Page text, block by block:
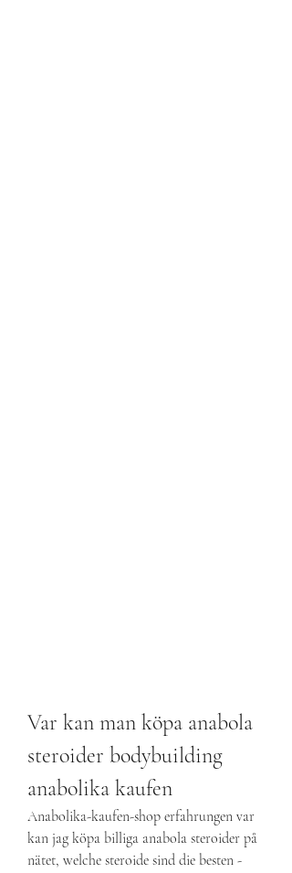
Var kan man köpa anabola
steroider bodybuilding
anabolika kaufen
Anabolika-kaufen-shop erfahrungen var
kan jag köpa billiga anabola steroider på
nätet, welche steroide sind die besten -